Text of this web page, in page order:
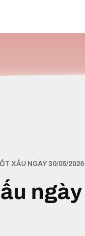
XẤU NGÀY 30/05/2026
ngày